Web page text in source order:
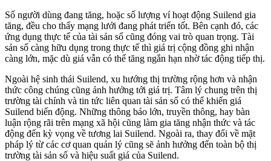
Số người dùng đang tăng, hoặc số lượng ví hoạt động Suilend gia
tăng, đều cho thấy mạng lưới đang phát triển tốt. Bên cạnh đó, các
ứng dụng thực tế của tài sản số cũng đóng vai trò quan trọng. Tài
sản số càng hữu dụng trong thực tế thì giá trị cộng đồng ghi nhận
càng lớn, mặc dù giá vẫn có thể tăng ngắn hạn nhờ tác động tiếp thị.
Ngoài hệ sinh thái Suilend, xu hướng thị trường rộng hơn và nhận
thức công chúng cũng ảnh hưởng tới giá trị. Tâm lý chung trên thị
trường tài chính và tin tức liên quan tài sản số có thể khiến giá
Suilend biến động. Những thông báo lớn, truyền thông, hay bàn
luận rộng rãi trên mạng xã hội cũng làm gia tăng nhận thức và tác
động đến kỳ vọng về tương lai Suilend. Ngoài ra, thay đổi về mặt
pháp lý từ các cơ quan quản lý cũng sẽ ảnh hưởng đến toàn bộ thị
trường tài sản số và hiệu suất giá của Suilend.